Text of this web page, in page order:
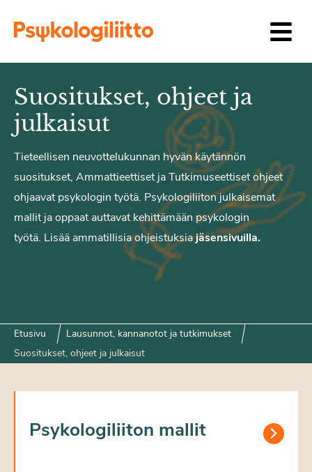
Suositukset, ohjeet ja
julkaisut
Tieteellisen neuvottelukunnan hyvän käytännön
suositukset, Ammattieettiset ja Tutkimuseettiset ohjeet
ohjaavat psykologin työtä. Psykologiliiton julkaisemat
mallit ja oppaat auttavat kehittämään psykologin
työtä. Lisää ammatillisia ohjeistuksiajäsensivuilla.
Etusivu
Lausunnot, kannanotot ja tutkimukset
Suositukset, ohjeet ja julkaisut
Psykologiliiton mallit